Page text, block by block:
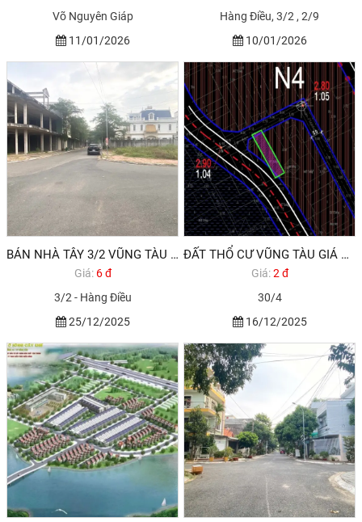
Võ Nguyên Giáp
11/01/2026
Hàng Điều, 3/2 , 2/9
10/01/2026
BÁN NHÀ TÂY 3/2 VŨNG TÀU HODECO
Giá: 6 đ
3/2 - Hàng Điều
25/12/2025
ĐẤT THỔ CƯ VŨNG TÀU GIÁ RẺ 2,850 TỶ 100M2
Giá:2 đ
30/4
16/12/2025